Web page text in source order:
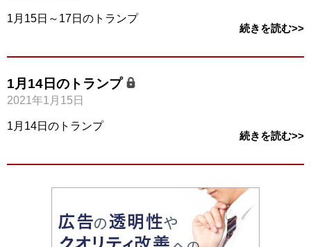
1月15日～17日のトランプ
続きを読む>>
1月14日のトランプ
2021年1月15日
1月14日のトランプ
続きを読む>>